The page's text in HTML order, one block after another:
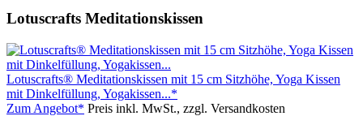
Lotuscrafts Meditationskissen
Lotuscrafts® Meditationskissen mit 15 cm Sitzhöhe, Yoga Kissen
mit Dinkelfüllung, Yogakissen...*
Zum Angebot* Preis inkl. MwSt., zzgl. Versandkosten